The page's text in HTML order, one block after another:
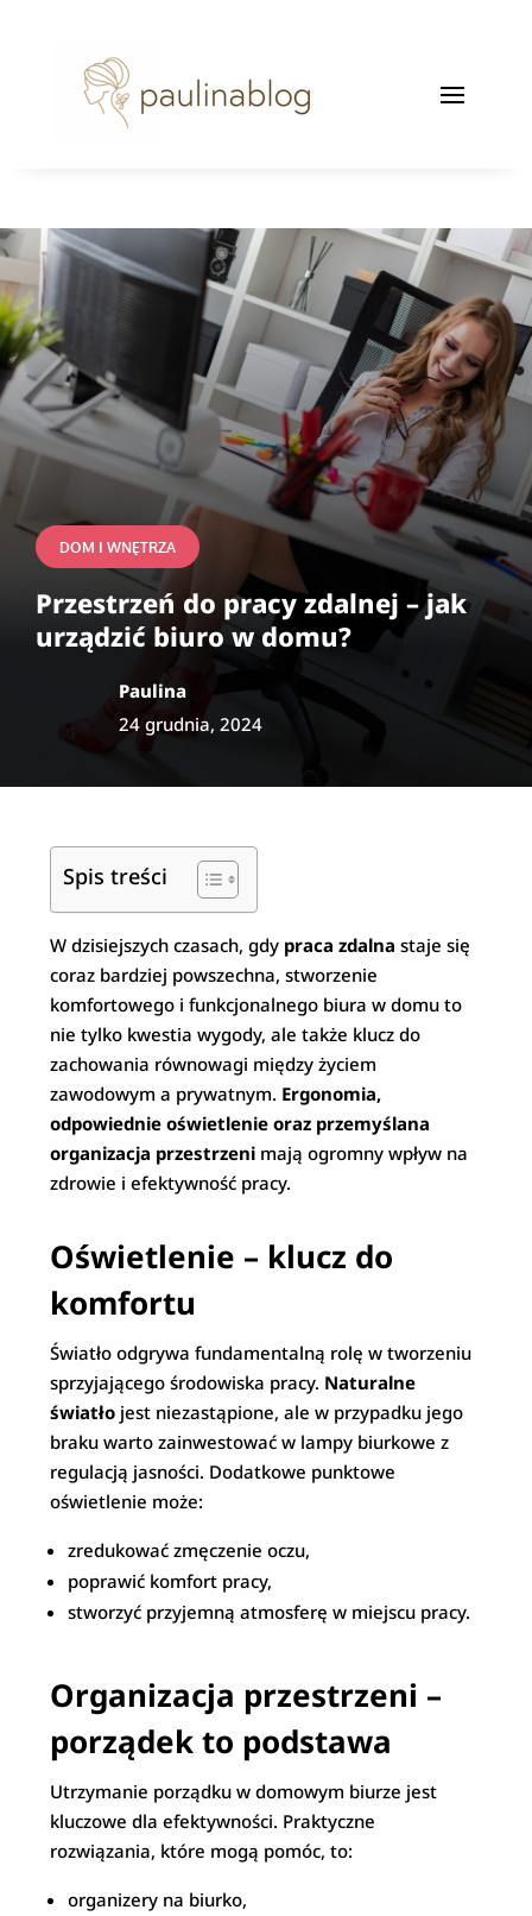
DOM I WNĘTRZA
Przestrzeń do pracy zdalnej – jak
urządzić biuro w domu?
Paulina
24 grudnia, 2024
Spis treści
W dzisiejszych czasach, gdy praca zdalna staje się
coraz bardziej powszechna, stworzenie
komfortowego i funkcjonalnego biura w domu to
nie tylko kwestia wygody, ale także klucz do
zachowania równowagi między życiem
zawodowym a prywatnym. Ergonomia,
odpowiednie oświetlenie oraz przemyślana
organizacja przestrzeni mają ogromny wpływ na
zdrowie i efektywność pracy.
Oświetlenie – klucz do
komfortu
Światło odgrywa fundamentalną rolę w tworzeniu
sprzyjającego środowiska pracy. Naturalne
światło jest niezastąpione, ale w przypadku jego
braku warto zainwestować w lampy biurkowe z
regulacją jasności. Dodatkowe punktowe
oświetlenie może:
zredukować zmęczenie oczu,
poprawić komfort pracy,
stworzyć przyjemną atmosferę w miejscu pracy.
Organizacja przestrzeni –
porządek to podstawa
Utrzymanie porządku w domowym biurze jest
kluczowe dla efektywności. Praktyczne
rozwiązania, które mogą pomóc, to:
organizery na biurko,